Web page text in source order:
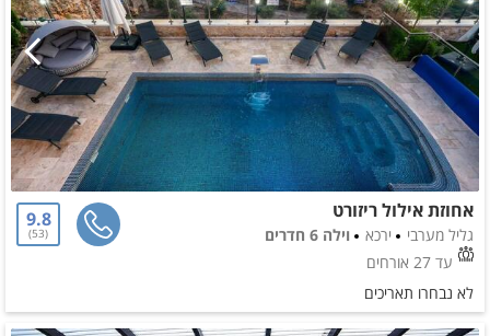
אחוזת אילול ריזורט
גליל מערבי ירכא
וילה 6 חדרים
עד 27 אורחים
9.8
53
לא נבחרו תאריכים